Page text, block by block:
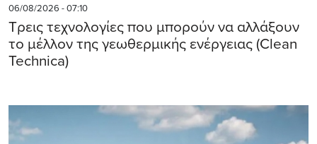
06/08/2026 - 07:10
Τρεις τεχνολογίες που μπορούν να αλλάξουν
το μέλλον της γεωθερμικής ενέργειας (Clean
Technica)